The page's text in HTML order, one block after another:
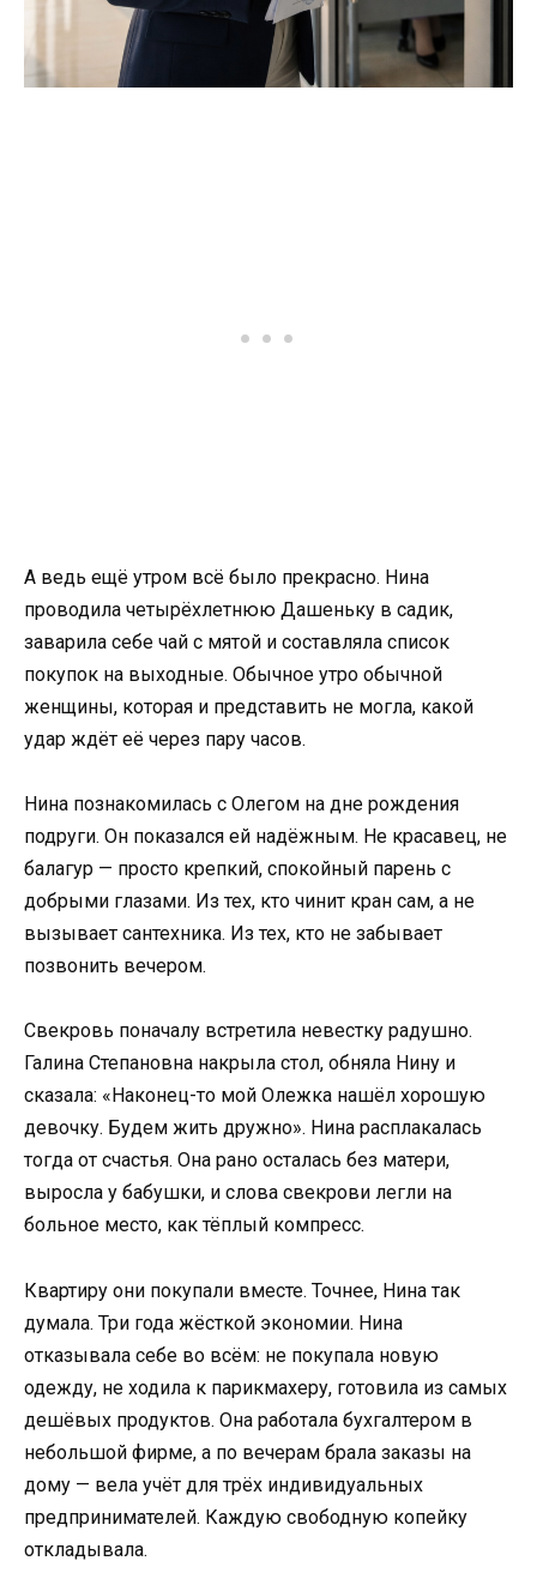
А ведь ещё утром всё было прекрасно. Нина
проводила четырёхлетнюю Дашеньку в садик,
заварила себе чай с мятой и составляла список
покупок на выходные. Обычное утро обычной
женщины, которая и представить не могла, какой
удар ждёт её через пару часов.
Нина познакомилась с Олегом на дне рождения
подруги. Он показался ей надёжным. Не красавец, не
балагур — просто крепкий, спокойный парень с
добрыми глазами. Из тех, кто чинит кран сам, а не
вызывает сантехника. Из тех, кто не забывает
позвонить вечером.
Свекровь поначалу встретила невестку радушно.
Галина Степановна накрыла стол, обняла Нину и
сказала: «Наконец-то мой Олежка нашёл хорошую
девочку. Будем жить дружно». Нина расплакалась
тогда от счастья. Она рано осталась без матери,
выросла у бабушки, и слова свекрови легли на
больное место, как тёплый компресс.
Квартиру они покупали вместе. Точнее, Нина так
думала. Три года жёсткой экономии. Нина
отказывала себе во всём: не покупала новую
одежду, не ходила к парикмахеру, готовила из самых
дешёвых продуктов. Она работала бухгалтером в
небольшой фирме, а по вечерам брала заказы на
дому — вела учёт для трёх индивидуальных
предпринимателей. Каждую свободную копейку
откладывала.